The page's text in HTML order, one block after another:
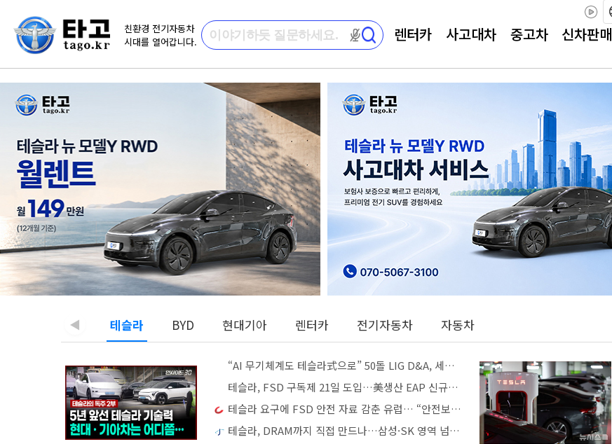
친환경 전기자동차
시대를 열어갑니다.
마이크 권한이 필요합니다
렌터카 사고대차 중고차 신차판매
◀ 테슬라 BYD 현대기아 렌터카 전기자동차 자동차
“AI 무기체계도 테슬라式으로” 50돌 LIG D&A, 세계 톱 ‘전장 지능화’ 회사 향해 기치 [그 회사 어때?]
테슬라, FSD 구독제 21일 도입…美생산 EAP 신규구매 차단
테슬라 요구에 FSD 안전 자료 감춘 유럽… “안전보다 영업비밀 중요”
테슬라, DRAM까지 직접 만드나…삼성·SK 영역 넘본다